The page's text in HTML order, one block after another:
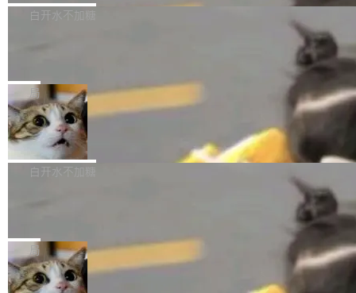
w 不要求标准普通话，方言识别覆盖粤语、吴语
容提供的字体时出现的几个问题 为避免音频加
质的最低采样率）的音频格式将被拒绝 修复了 C
SS 圆角虚线样式中可能存在的问题 如果表单中
的图像元素不在同一个子树中，则它们将不再关
联 加...
发布的 Release Notes，他利用 AI 工具（如 Co
最强的若干项。对于尚未正式发版的 PG 19，则
通过拉取过去一年内（从 PG 18 Beta1 时间点
至今）的所有 commit，同样交由 AI 分析提炼。
经过人工复核，准确度令人满意。这一方法也为
社区爱好者提供了高效跟踪新版本的思路。
白开水不加糖
维护工作一直与我的日常工作、家务、社交生活
和休闲娱乐竞争时间。" 这是 libexpat 维护者 S
ebastian Pipping 写在博客里的话。8 月 4 日，
他宣布了一个新消息：从 2026 年 8 月 1 日起，
他可以全职维护 libexpat 了，最长 6 个月。发
库之一。你的操作系统、浏览器、无数的基础设
施软件，很可能都在用它。而过去十年，维护它
的人一直在用业余...
局
Firefox 153.0.3 发布
Firefox 153.0.3 现已发布，具体更新内容如
下： New Smart Window 包含多项增强功能：
gi?id=2019042">Bug&nbsp;2019042</a>）</l
i> <li>现在，助手可以直接使用 Exa 的网络搜索
结果回答问题，而无需将问题转交给搜索引擎。
白开水不加糖
的 npm 包。项目的核心论点是：容器不适合 Ag
ent 计算。真正适合的，是 Isolate。 Cloudflare
工程师在这件事上没什么可谦虚的——他们用 W
局
OpenAI 公开邮件和聊天记录回应苹果